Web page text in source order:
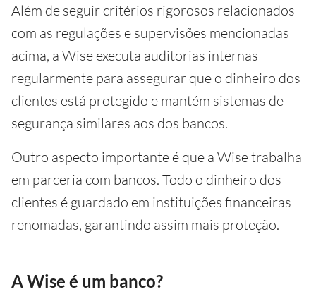
Além de seguir critérios rigorosos relacionados
com as regulações e supervisões mencionadas
acima, a Wise executa auditorias internas
regularmente para assegurar que o dinheiro dos
clientes está protegido e mantém sistemas de
segurança similares aos dos bancos.
Outro aspecto importante é que a Wise trabalha
em parceria com bancos. Todo o dinheiro dos
clientes é guardado em instituições financeiras
renomadas, garantindo assim mais proteção.
A Wise é um banco?